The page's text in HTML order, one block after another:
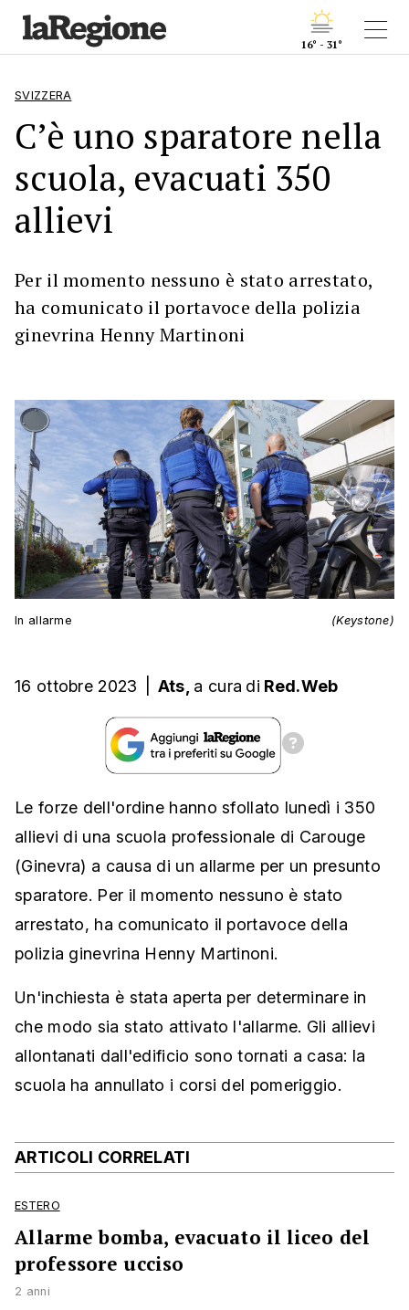
16° - 31°
SVIZZERA
C’è uno sparatore nella
scuola, evacuati 350
allievi
Per il momento nessuno è stato arrestato,
ha comunicato il portavoce della polizia
ginevrina Henny Martinoni
In allarme (Keystone)
16 ottobre 2023 Ats, a cura di Red.Web
Le forze dell'ordine hanno sfollato lunedì i 350
allievi di una scuola professionale di Carouge
(Ginevra) a causa di un allarme per un presunto
sparatore. Per il momento nessuno è stato
arrestato, ha comunicato il portavoce della
polizia ginevrina Henny Martinoni.
Un'inchiesta è stata aperta per determinare in
che modo sia stato attivato l'allarme. Gli allievi
allontanati dall'edificio sono tornati a casa: la
scuola ha annullato i corsi del pomeriggio.
ARTICOLI CORRELATI
ESTERO
Allarme bomba, evacuato il liceo del
professore ucciso
2 anni